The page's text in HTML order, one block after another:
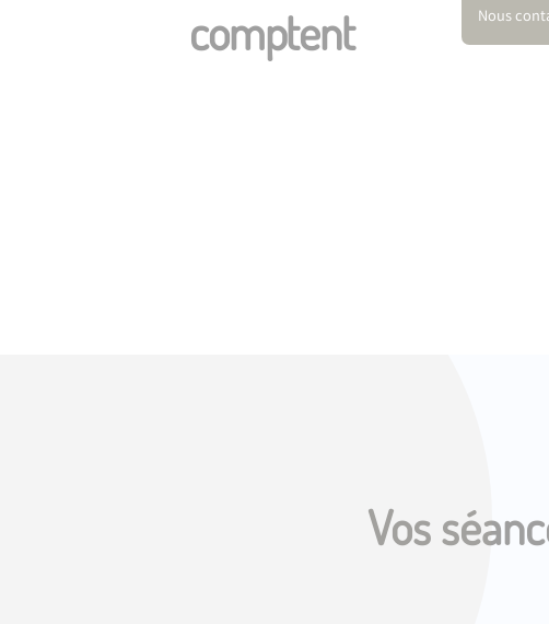
comptent
Nous
Vos